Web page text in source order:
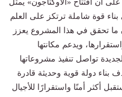
أن افتتاح «الأوكتاجون» يمثل
قوة شاملة ترتكز على العلم
ما تحقق في هذا المشروع يعزز
ويدعم مكانتها
تواصل تنفيذ مشروعاتها
دولة قوية وحديثة قادرة
أكثر أمنًا واستقرارًا للأجيال